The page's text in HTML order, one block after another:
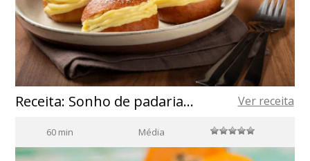
Receita: Sonho de padaria com azeite de oliva espanhol Ver receita
60 min Média